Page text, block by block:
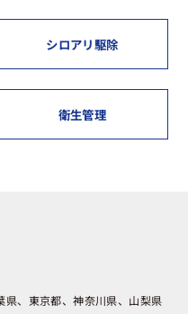
シロアリ駆除
衛生管理
県 東京都 神奈川県 山梨県